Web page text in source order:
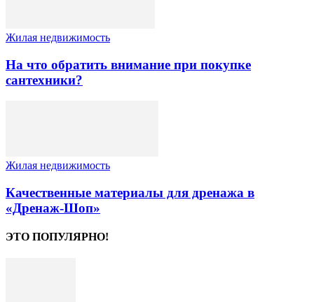
Жилая недвижимость
На что обратить внимание при покупке
сантехники?
Жилая недвижимость
Качественные материалы для дренажа в
«Дренаж-Шоп»
ЭТО ПОПУЛЯРНО!